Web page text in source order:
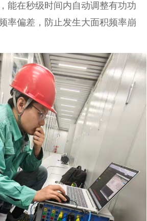
能在秒级时间内自动调整有功功
率偏差，防止发生大面积频率崩